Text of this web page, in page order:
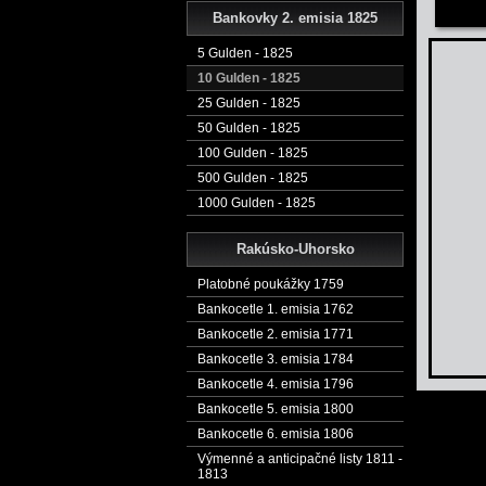
Bankovky 2. emisia 1825
5 Gulden - 1825
10 Gulden - 1825
25 Gulden - 1825
50 Gulden - 1825
100 Gulden - 1825
500 Gulden - 1825
1000 Gulden - 1825
Rakúsko-Uhorsko
Platobné poukážky 1759
Bankocetle 1. emisia 1762
Bankocetle 2. emisia 1771
Bankocetle 3. emisia 1784
Bankocetle 4. emisia 1796
Bankocetle 5. emisia 1800
Bankocetle 6. emisia 1806
Výmenné a anticipačné listy 1811 -
1813